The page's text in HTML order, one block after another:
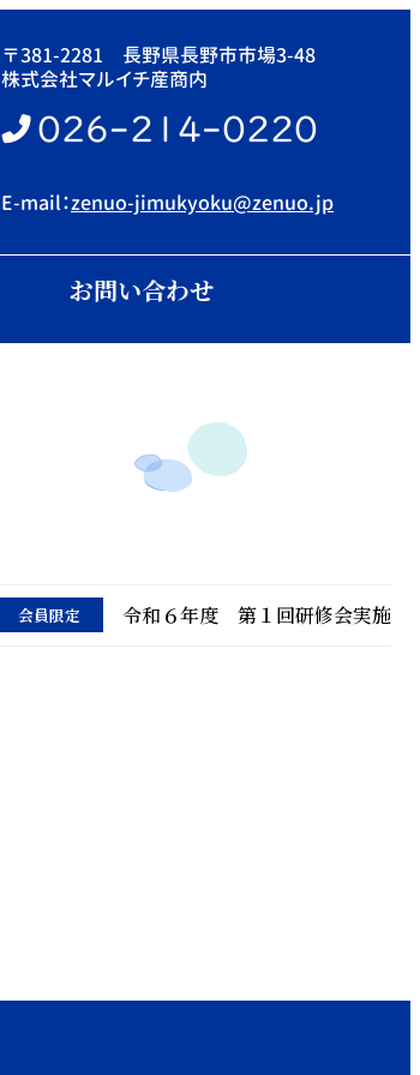
〒381-2281 長野県長野市市場3-48
株式会社マルイチ産商内
026-214-0220
E-mail：zenuo-jimukyoku@zenuo.jp
お問い合わせ
令和６年度 第１回研修会実施
会員限定